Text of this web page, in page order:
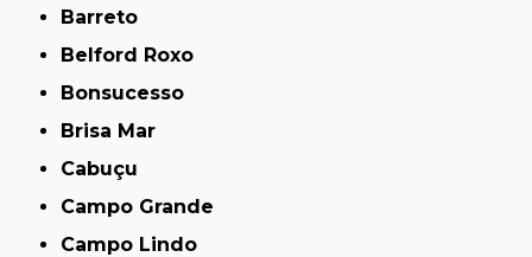
Barreto
Belford Roxo
Bonsucesso
Brisa Mar
Cabuçu
Campo Grande
Campo Lindo